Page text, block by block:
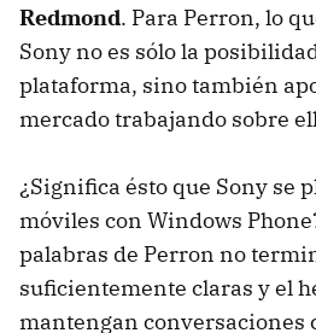
Redmond. Para Perron, lo
Sony no es sólo la
plataforma, sino también
mercado trabajando sobre
¿Significa ésto que Sony se
móviles con Windows
palabras de Perron no
suficientemente claras y el
mantengan conversaciones